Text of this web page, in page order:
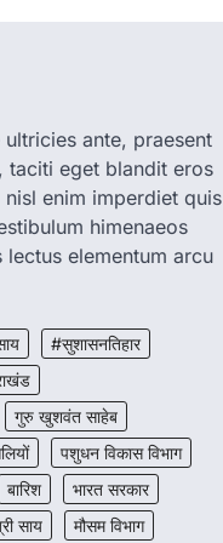
ante, praesent
taciti eget blandit eros
enim imperdiet quis
himenaeos
elementum arcu
#सुशासनतिहार
गुरु खुशवंत साहेब
पशुधन विकास विभाग
बारिश
भारत सरकार
साय मौसम विभाग